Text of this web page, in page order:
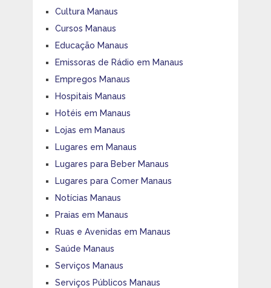
Cultura Manaus
Cursos Manaus
Educação Manaus
Emissoras de Rádio em Manaus
Empregos Manaus
Hospitais Manaus
Hotéis em Manaus
Lojas em Manaus
Lugares em Manaus
Lugares para Beber Manaus
Lugares para Comer Manaus
Notícias Manaus
Praias em Manaus
Ruas e Avenidas em Manaus
Saúde Manaus
Serviços Manaus
Serviços Públicos Manaus